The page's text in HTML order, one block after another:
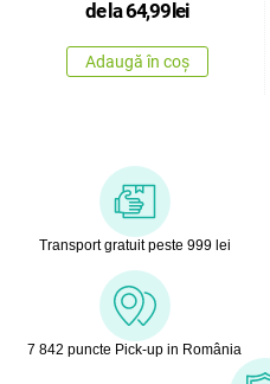
de la64,99lei
Adaugă în coș
Transport gratuit peste 999 lei
7 842 puncte Pick-up in România